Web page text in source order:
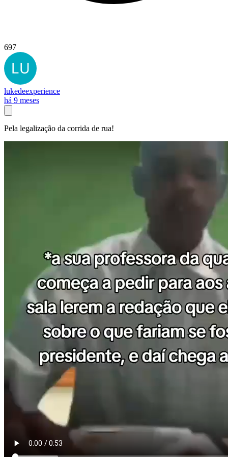
697
lukedeexperience
há 9 meses
Pela legalização da corrida de rua!